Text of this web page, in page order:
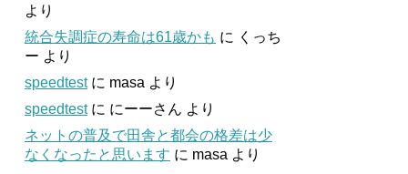
より
統合失調症の寿命は61歳かも に くっち
ー より
speedtestに masa より
speedtestに にーーさん より
ネットの普及で田舎と都会の格差は少
なくなったと思います に masa より